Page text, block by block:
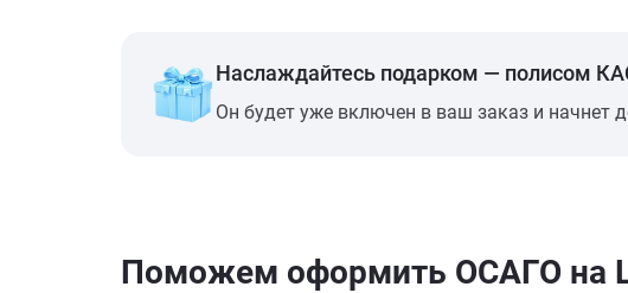
Наслаждайтесь подарком — полисом
Он будет уже включен в ваш заказ и начнет
Поможем оформить ОСАГО на